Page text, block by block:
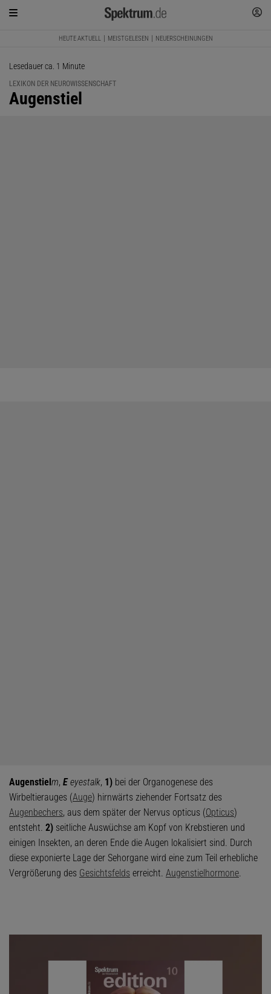
HEUTE AKTUELL MEISTGELESEN NEUERSCHEINUNGEN
Lesedauer ca. 1 Minute
LEXIKON DER NEUROWISSENSCHAFT
:
Augenstiel
Augenstielm, Eeyestalk, 1) bei der Organogenese des
Wirbeltierauges (Auge) hirnwärts ziehender Fortsatz des
Augenbechers, aus dem später der Nervus opticus (Opticus)
entsteht. 2) seitliche Auswüchse am Kopf von Krebstieren und
einigen Insekten, an deren Ende die Augen lokalisiert sind. Durch
diese exponierte Lage der Sehorgane wird eine zum Teil erhebliche
Vergrößerung des Gesichtsfelds erreicht. Augenstielhormone.